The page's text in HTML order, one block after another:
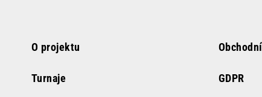
O projektu
Turnaje GDPR